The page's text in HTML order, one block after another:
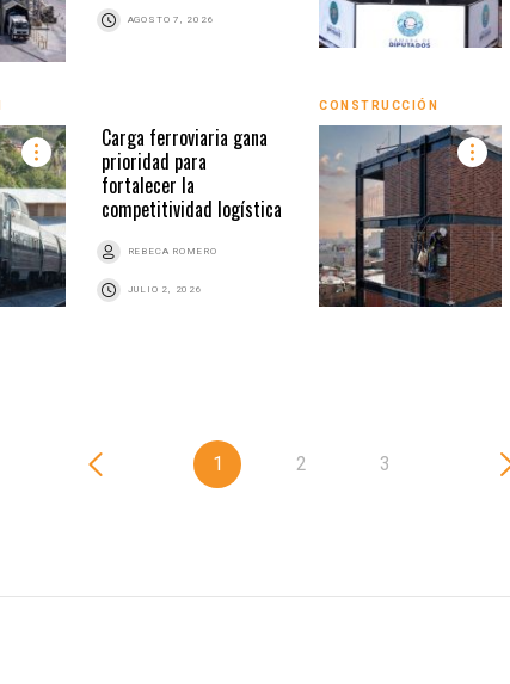
AGOSTO 7, 2026
Carga ferroviaria gana
prioridad para
fortalecer la
competitividad logística
REBECA ROMERO
JULIO 2, 2026
CONSTRUCCIÓN
1 2 3